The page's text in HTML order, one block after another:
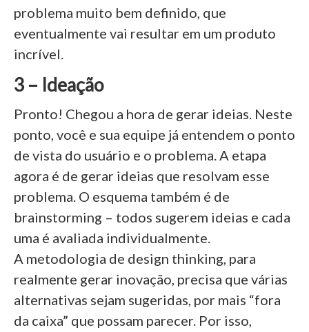
problema muito bem definido, que
eventualmente vai resultar em um produto
incrível.
3 – Ideação
Pronto! Chegou a hora de gerar ideias. Neste
ponto, você e sua equipe já entendem o ponto
de vista do usuário e o problema. A etapa
agora é de gerar ideias que resolvam esse
problema. O esquema também é de
brainstorming – todos sugerem ideias e cada
uma é avaliada individualmente.
A metodologia de design thinking, para
realmente gerar inovação, precisa que várias
alternativas sejam sugeridas, por mais “fora
da caixa” que possam parecer. Por isso,